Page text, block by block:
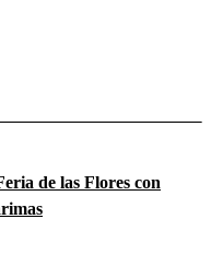
de las Flores con